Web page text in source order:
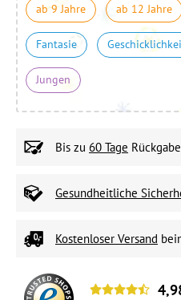
ab 9 Jahre ab 12 Jahre
Fantasie
Jungen
Bis zu 60 Tage
Gesundheitliche
Kostenloser Versand